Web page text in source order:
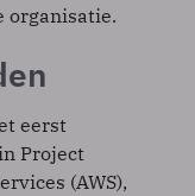
organisatie.
eerst
Project
(AWS),